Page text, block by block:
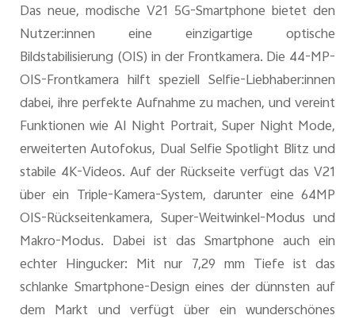
Das neue, modische V21 5G-Smartphone bietet den
Nutzer:innen eine einzigartige optische
Bildstabilisierung (OIS) in der Frontkamera. Die 44-MP-
OIS-Frontkamera hilft speziell Selfie-Liebhaber:innen
dabei, ihre perfekte Aufnahme zu machen, und vereint
Funktionen wie AI Night Portrait, Super Night Mode,
erweiterten Autofokus, Dual Selfie Spotlight Blitz und
stabile 4K-Videos. Auf der Rückseite verfügt das V21
über ein Triple-Kamera-System, darunter eine 64MP
OIS-Rückseitenkamera, Super-Weitwinkel-Modus und
Makro-Modus. Dabei ist das Smartphone auch ein
echter Hingucker: Mit nur 7,29 mm Tiefe ist das
schlanke Smartphone-Design eines der dünnsten auf
dem Markt und verfügt über ein wunderschönes